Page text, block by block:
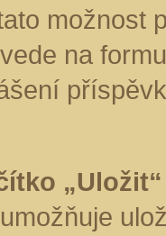
možnost
na